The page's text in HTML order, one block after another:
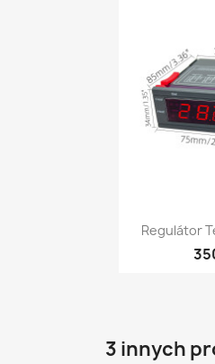

Regulátor
3 innych